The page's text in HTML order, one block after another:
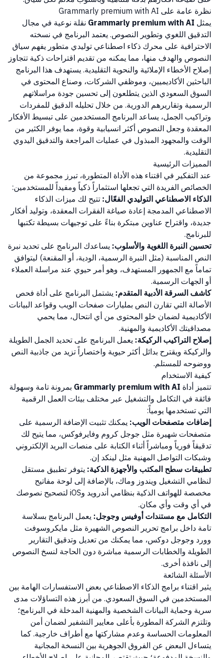
نظرة عامة على Grammarly premium with AI
يمثل Grammarly premium with AI نقلة نوعية في مجال
التدقيق اللغوي وتطوير النصوص. يعتمد البرنامج في نسخته
الاحترافية على محرك ذكاء اصطناعي توليدي متطور يفهم سياق
النصوص والهدف منها، مما يمكنه من تقديم اقتراحات ذكية تتجاوز
إصلاح الأخطاء الإملائية والنحوية التقليدية. يستهدف هذا البرنامج
الباحثين الأكاديميين، وموظفي الشركات، وصناع المحتوى في
السوق السعودي الذين يتطلعون إلى تحسين جودة مراسلاتهم
الرسمية وتقاريرهم الدورية. من خلال تحليله الدقيق للمفردات
وتراكيب الجمل، يساعد البرنامج المستخدمين على تبسيط الأفكار
المعقدة وجعل النصوص أكثر انسيابية وقوة، مما يوفر الكثير من
الوقت والمجهود المبذول في عمليات المراجعة والتدقيق اليدوي
التقليدية.
المميزات الرئيسية
عند التفكير في اقتناء هذه الأداة المتطورة، تبرز مجموعة من
الخصائص الفريدة التي تجعلها استثماراً ذكياً ومفيداً للمستخدمين:
الذكاء الاصطناعي التوليدي الفعّال: تتيح لك ميزات الذكاء
الاصطناعي المدمجة إعادة صياغة الفقرات المعقدة، وتوليد أفكار
جديدة، واقتراح عناوين مبتكرة بناءً على توجيهات بسيطة تكتبها
للبرنامج.
تحسين النبرة اللغوية والأسلوب: يساعدك البرنامج على تحديد نبرة
النص المناسبة (مثل النبرة الرسمية، الودية، أو المقنعة) ليتوافق
تماماً مع الجمهور المستهدف، وهو أمر حيوي عند مراسلة العملاء
أو الجهات الرسمية.
كاشف السرقة الأدبية المتقدم: يشتمل البرنامج على أداة فحص
الأصالة التي تقارن النص بمليارات صفحات الويب وقواعد البيانات
الأكاديمية لضمان خلو المحتوى من أي انتحال، مما يحمي
مصداقيتك الأكاديمية والمهنية.
إصلاح التراكيب الركيكة: يعمل البرنامج على تحديد الجمل الطويلة
والركيكة ويقترح بدائل أكثر حيوية واختصاراً تزيد من جاذبية النص
ووضوحه للمستلم.
كيفية الاستخدام
تتميز أداة Grammarly premium with AI بمرونة تامة وسهولة
فائقة في التكامل والتشغيل عبر مختلف بيئات العمل الرقمية
التي تستخدمها يومياً:
إضافات متصفحات الويب: يمكنك تثبيت الإضافة الرسمية على
متصفحات شهيرة مثل جوجل كروم وفايرفوكس، مما يتيح لك
تدقيقاً فورياً ومباشراً أثناء الكتابة على منصات البريد الإلكتروني
وشبكات التواصل المهنية مثل لينكد إن.
تطبيقات سطح المكتب والأجهزة الذكية: يتوفر تطبيق مستقل
لنظامي التشغيل ويندوز وماك، بالإضافة إلى لوحة مفاتيح
مخصصة للهواتف الذكية بنظامي أندرويد وiOS لتصحيح نصوصك
في أي وقت وأي مكان.
التكامل مع مستندات أوفيس وجوجل: يعمل البرنامج بسلاسة
تامة داخل برامج تحرير النصوص الشهيرة مثل مايكروسوفت
وورد وجوجل دوكس، مما يمكنك من تعديل وتدقيق التقارير
الطويلة والخطابات الرسمية مباشرة دون الحاجة لنسخ النصوص
إلى نافذة أخرى.
الأسئلة الشائعة
يثير اقتناء برامج الذكاء الاصطناعي بعض الاستفسارات الهامة بين
المستخدمين في السوق السعودي. من أبرز هذه التساؤلات مدى
سرية وحماية البيانات الشخصية والمهنية المدخلة في البرنامج؛
وتلتزم الشركة المطورة بأعلى معايير التشفير لضمان أمن
المعلومات الحساسة وعدم مشاركتها مع أطراف خارجية. كما
يتساءل البعض عن الفروق الجوهرية بين النسخة المجانية